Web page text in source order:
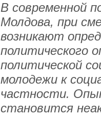
В современной
Молдова, при
возникают
политического
политической
молодежи к
частности.
становится